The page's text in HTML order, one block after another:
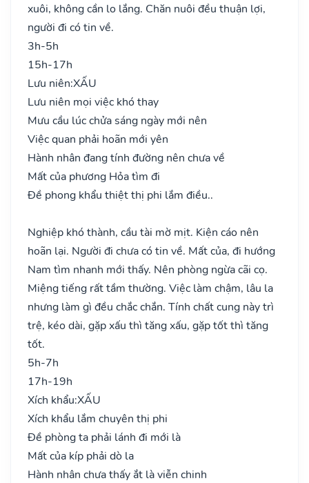
xuôi, không cần lo lắng. Chăn nuôi đều thuận lợi,
người đi có tin về.
3h-5h
15h-17h
Lưu niên:XẤU
Lưu niên mọi việc khó thay
Mưu cầu lúc chửa sáng ngày mới nên
Việc quan phải hoãn mới yên
Hành nhân đang tính đường nên chưa về
Mất của phương Hỏa tìm đi
Đề phong khẩu thiệt thị phi lắm điều..
Nghiệp khó thành, cầu tài mờ mịt. Kiện cáo nên
hoãn lại. Người đi chưa có tin về. Mất của, đi hướng
Nam tìm nhanh mới thấy. Nên phòng ngừa cãi cọ.
Miệng tiếng rất tầm thường. Việc làm chậm, lâu la
nhưng làm gì đều chắc chắn. Tính chất cung này trì
trệ, kéo dài, gặp xấu thì tăng xấu, gặp tốt thì tăng
tốt.
5h-7h
17h-19h
Xích khẩu:XẤU
Xích khẩu lắm chuyên thị phi
Đề phòng ta phải lánh đi mới là
Mất của kíp phải dò la
Hành nhân chưa thấy ắt là viễn chinh